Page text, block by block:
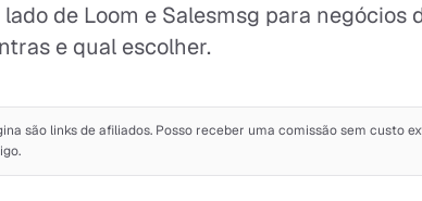
de Loom e Salesmsg para negócios
e qual escolher.
são links de afiliados. Posso receber uma comissão sem custo